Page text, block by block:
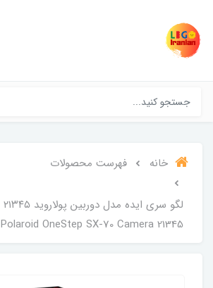
خانه فهرست محصولات
Polaroid OneStep SX-70 Camera 21345